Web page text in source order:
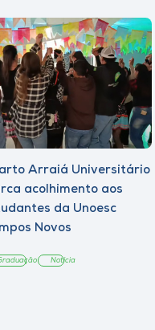
Arraiá Universitário
acolhimento aos
da Unoesc
Novos
Notícia